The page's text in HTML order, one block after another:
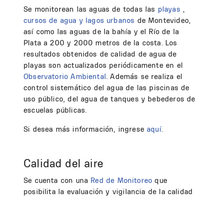
Se monitorean las aguas de todas las playas ,
cursos de agua y lagos urbanos de Montevideo,
así como las aguas de la bahía y el Río de la
Plata a 200 y 2000 metros de la costa. Los
resultados obtenidos de calidad de agua de
playas son actualizados periódicamente en el
Observatorio Ambiental. Además se realiza el
control sistemático del agua de las piscinas de
uso público, del agua de tanques y bebederos de
escuelas públicas.
Si desea más información, ingreseaquí.
Calidad del aire
Se cuenta con una Red de Monitoreo que
posibilita la evaluación y vigilancia de la calidad